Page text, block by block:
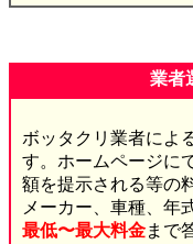
業者
ボッタクリ業者によ
す。ホームページに
額を提示される等の
メーカー、車種、年
最低〜最大料金まで